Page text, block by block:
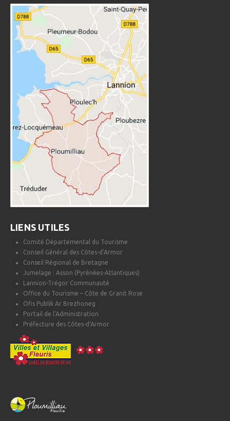
LIENS UTILES
Comité Départemental du Tourisme
Conseil Général des Côtes-d'Armor
Conseil Régional de Bretagne
Jumelage : Asson (Pyrénées-Atlantiques)
Lannion-Trégor Communauté
Office du Tourisme – Côte de Granit Rose
Ofis Publik Ar Brezhoneg
Portail de l'Administration
Préfecture des Côtes-d'Armor